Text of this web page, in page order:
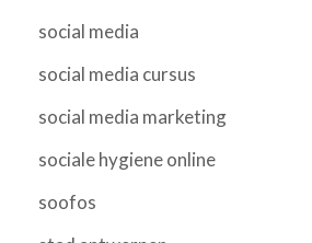
social media
social media cursus
social media marketing
sociale hygiene online
soofos